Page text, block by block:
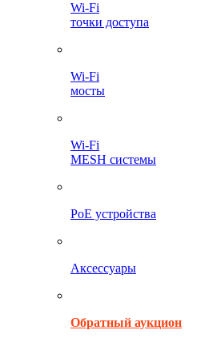
Wi-Fi
точки доступа
Wi-Fi
мосты
Wi-Fi
MESH системы
PoE устройства
Аксессуары
Обратный аукцион